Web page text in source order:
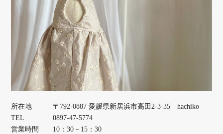
所在地
〒792-0887 愛媛県新居浜市高田2-3-35 hachiko
TEL
0897-47-5774
営業時間
10：30－15：30